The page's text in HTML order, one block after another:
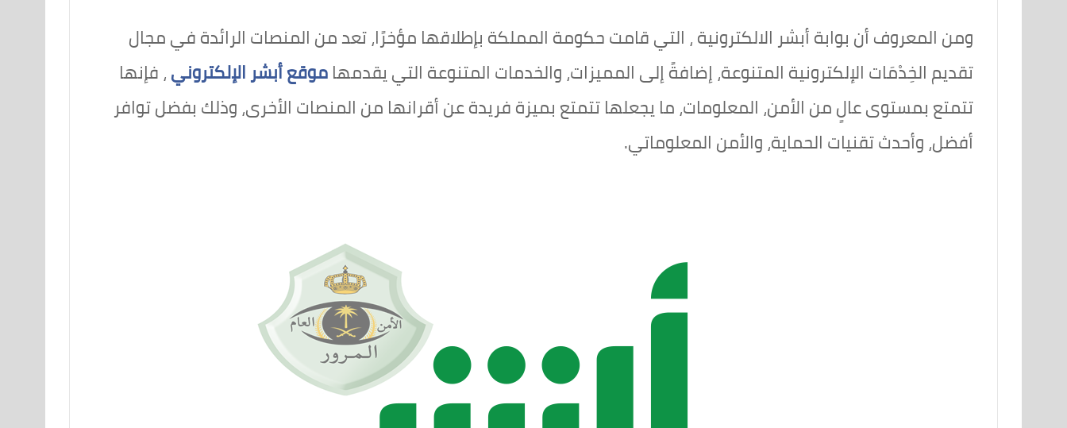
ومن المعروف أن بوابة أبشر الالكترونية ، التي قامت حكومة المملكة بإطلاقها مؤخرًا، تعد من المنصات الرائدة في مجال
تقديم الخِدْمَات الإلكترونية المتنوعة، إضافةً إلى المميزات، والخدمات المتنوعة التي يقدمهاموقع أبشر الإلكتروني، فإنها
تتمتع بمستوى عالٍ من الأمن، المعلومات، ما يجعلها تتمتع بميزة فريدة عن أقرانها من المنصات الأخرى، وذلك بفضل توافر
أفضل، وأحدث تقنيات الحماية، والأمن المعلوماتي.